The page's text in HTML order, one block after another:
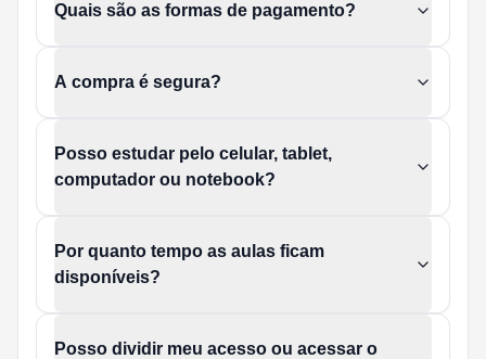
Quais são as formas de pagamento?
A compra é segura?
Posso estudar pelo celular, tablet,
computador ou notebook?
Por quanto tempo as aulas ficam
disponíveis?
Posso dividir meu acesso ou acessar o